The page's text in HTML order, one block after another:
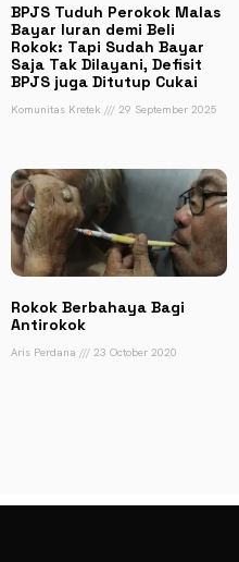
BPJS Tuduh Perokok Malas
Bayar Iuran demi Beli
Rokok: Tapi Sudah Bayar
Saja Tak Dilayani, Defisit
BPJS juga Ditutup Cukai
Komunitas Kretek 29 September 2025
Rokok Berbahaya Bagi
Antirokok
Aris Perdana 23 October 2020